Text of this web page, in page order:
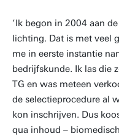
‘Ik begon in 2004 aan
lichting. Dat is met veel
me in eerste instantie
bedrijfskunde. Ik las die
TG en was meteen
de selectieprocedure al
kon inschrijven. Dus
qua inhoud –